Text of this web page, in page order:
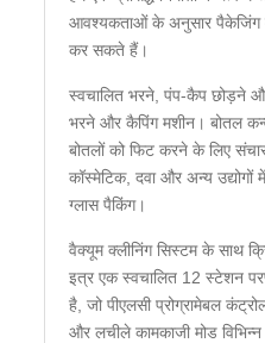
आवश्यकताओं के अनुसार पैकेजिंग
कर सकते हैं।
स्वचालित भरने, पंप-कैप छोड़ने
भरने और कैपिंग मशीन। बोतल
बोतलों को फिट करने के लिए
कॉस्मेटिक, दवा और अन्य उद्योगों
ग्लास पैकिंग।
वैक्यूम क्लीनिंग सिस्टम के साथ
इत्र एक स्वचालित 12 स्टेशन
है, जो पीएलसी प्रोग्रामेबल
और लचीले कामकाजी मोड